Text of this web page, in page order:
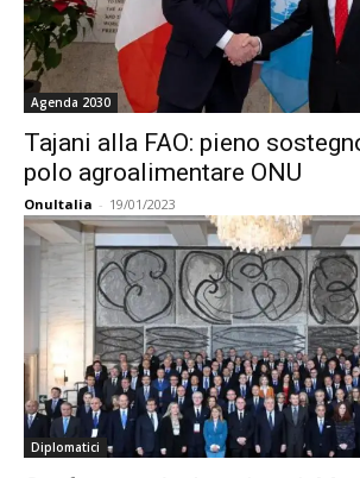
Agenda 2030
Tajani alla FAO: pieno
polo agroalimentare ONU
OnuItalia - 19/01/2023
Diplomatici